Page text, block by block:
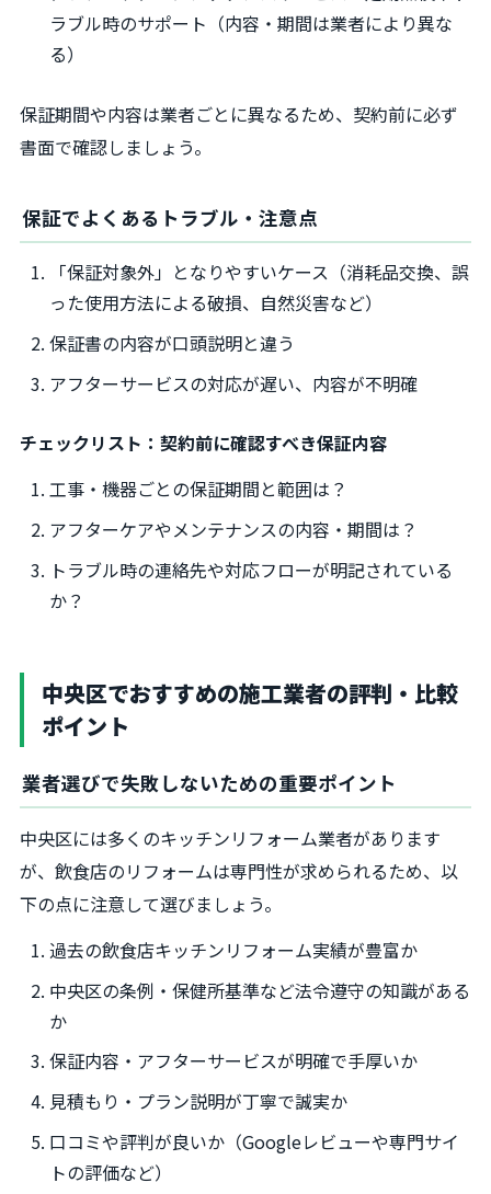
ラブル時のサポート（内容・期間は業者により異な
る）
保証期間や内容は業者ごとに異なるため、契約前に必ず
書面で確認しましょう。
保証でよくあるトラブル・注意点
「保証対象外」となりやすいケース（消耗品交換、誤
った使用方法による破損、自然災害など）
保証書の内容が口頭説明と違う
アフターサービスの対応が遅い、内容が不明確
チェックリスト：契約前に確認すべき保証内容
工事・機器ごとの保証期間と範囲は？
アフターケアやメンテナンスの内容・期間は？
トラブル時の連絡先や対応フローが明記されている
か？
中央区でおすすめの施工業者の評判・比較
ポイント
業者選びで失敗しないための重要ポイント
中央区には多くのキッチンリフォーム業者があります
が、飲食店のリフォームは専門性が求められるため、以
下の点に注意して選びましょう。
過去の飲食店キッチンリフォーム実績が豊富か
中央区の条例・保健所基準など法令遵守の知識がある
か
保証内容・アフターサービスが明確で手厚いか
見積もり・プラン説明が丁寧で誠実か
口コミや評判が良いか（Googleレビューや専門サイ
トの評価など）